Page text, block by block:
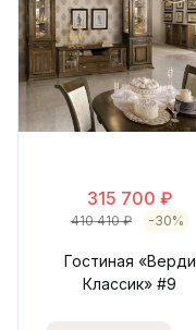
315 700 ₽
410 410 ₽ -30%
Гостиная «Верди
Классик» #9